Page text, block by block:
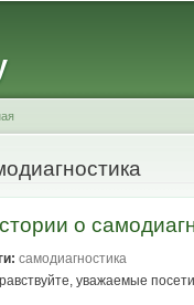
are here
о
самодиагностика
уважаемые